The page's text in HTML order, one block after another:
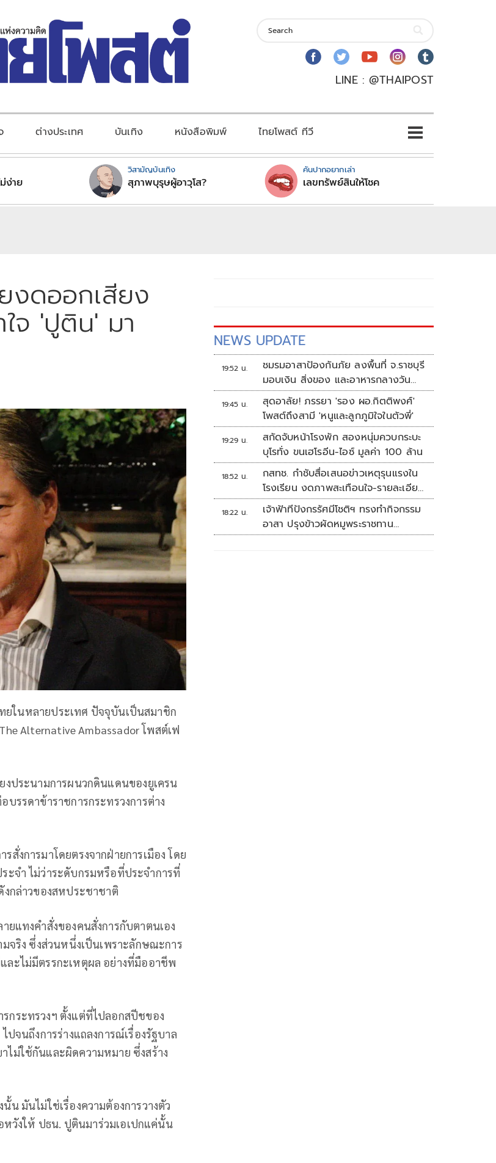
LINE : @THAIPOST
ต่างประเทศ บันเทิง หนังสือพิมพ์ ไทยโพสต์ ทีวี
ง่าย
วิสามัญบันเทิง
สุภาพบุรุษผู้อาวุโส?
คันปากอยากเล่า
เลขทรัพย์สินให้โชค
งดออกเสียง
ใจ 'ปูติน' มา
ยในหลายประเทศ ปัจจุบันเป็นสมาชิก
Alternative Ambassador โพสต์เฟ
งประนามการผนวกดินแดนของยูเครน
รรดาข้าราชการกระทรวงการต่าง
งการมาโดยตรงจากฝ่ายการเมือง โดย
ะจำ ไม่ว่าระดับกรมหรือที่ประจำการที่
งกล่าวของสหประชาชาติ
ยแทงคำสั่งของคนสั่งการกับตาตนเอง
จริง ซึ่งส่วนหนึ่งเป็นเพราะลักษณะการ
ละไม่มีตรรกะเหตุผล อย่างที่มืออาชีพ
กระทรวงฯ ตั้งแต่ที่ไปลอกสปีชของ
จนถึงการร่างแถลงการณ์เรื่องรัฐบาล
ม่ใช้กันและผิดความหมาย ซึ่งสร้าง
มันไม่ใช่เรื่องความต้องการวางตัว
หวังให้ ปธน. ปูตินมาร่วมเอเปกแค่นั้น
NEWS UPDATE
19:52 น.
ชมรมอาสาป้องกันภัย ลงพื้นที่ จ.ราชบุรี
มอบเงิน สิ่งของ และอาหารกลางวัน
แก่โรงเรียนบ้านหนองน้ำใส
19:45 น.
สุดอาลัย! ภรรยา 'รอง ผอ.กิตติพงศ์'
โพสต์ถึงสามี 'หนูและลูกภูมิใจในตัวพี่'
19:29 น.
สกัดจับหน้าโรงพัก สองหนุ่มควบกระบะ
บุโรทั่ง ขนเฮโรอีน-ไอซ์ มูลค่า 100 ล้าน
18:52 น.
กสทช. กำชับสื่อเสนอข่าวเหตุรุนแรงใน
โรงเรียน งดภาพสะเทือนใจ-รายละเอียด
เสี่ยงเลียนแบบ
18:22 น.
เจ้าฟ้าทีปังกรรัศมีโชติฯ ทรงทำกิจกรรม
อาสา ปรุงข้าวผัดหมูพระราชทาน
ประชาชน